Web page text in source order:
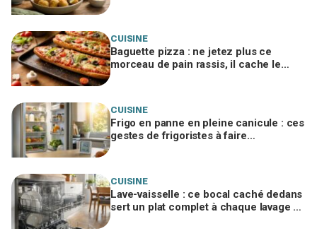
CUISINE
Baguette pizza : ne jetez plus ce
morceau de pain rassis, il cache le
CUISINE
Frigo en panne en pleine canicule : ces
gestes de frigoristes à faire
CUISINE
Lave-vaisselle : ce bocal caché dedans
sert un plat complet à chaque lavage si